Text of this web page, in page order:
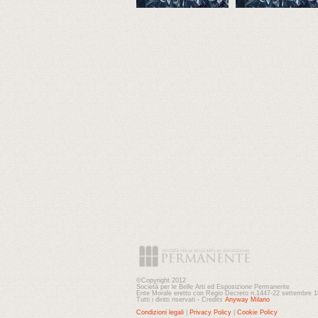
©Copyright 2012
Società per le Belle Arti ed Esposizione Permanente
Ente Morale eretto con Regio Decreto n.1447-22 settembre
Tutti i diritti riservati - Credits Anyway Milano
Condizioni legali
Privacy Policy Cookie Policy